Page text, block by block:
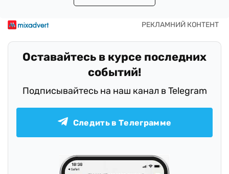
Оставайтесь в курсе последних
событий!
Подписывайтесь на наш канал в Telegram
Следить в Телеграмме